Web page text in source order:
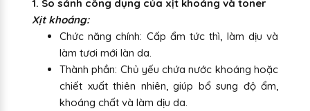
1. So sánh công dụng của xịt khoáng và toner
Xịt khoáng:
Chức năng chính: Cấp ẩm tức thì, làm dịu và
làm tươi mới làn da.
Thành phần: Chủ yếu chứa nước khoáng hoặc
chiết xuất thiên nhiên, giúp bổ sung độ ẩm,
khoáng chất và làm dịu da.